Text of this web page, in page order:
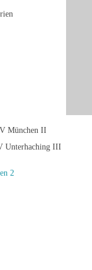
München II
Unterhaching III
2